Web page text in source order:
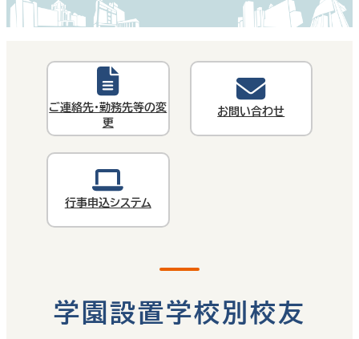
ご連絡先・勤務先等の変
更
お問い合わせ
行事申込システム
学園設置学校別校友